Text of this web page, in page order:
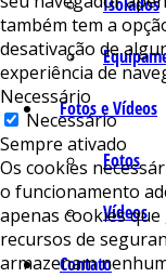
Fotos e Vídeos
Fotos
Vídeos
Contato
também tem a
desativação de
experiência de
Necessário
Necessário
Sempre ativado
Os cookies
o funcionamento
apenas cookies
recursos de
armazenam